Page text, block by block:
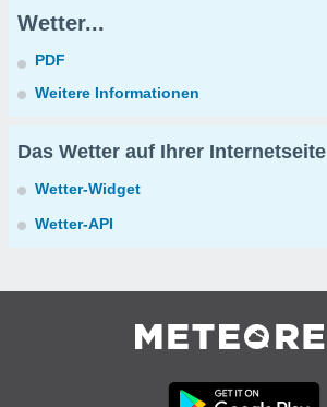
Wetter...
PDF
Weitere Informationen
Das Wetter auf Ihrer Internetseite
Wetter-Widget
Wetter-API